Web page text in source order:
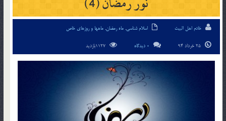
خادم اهل البیت اسلام شناسی, ماه رمضان, ماهها و روزهای خاص
0 دیدگاه